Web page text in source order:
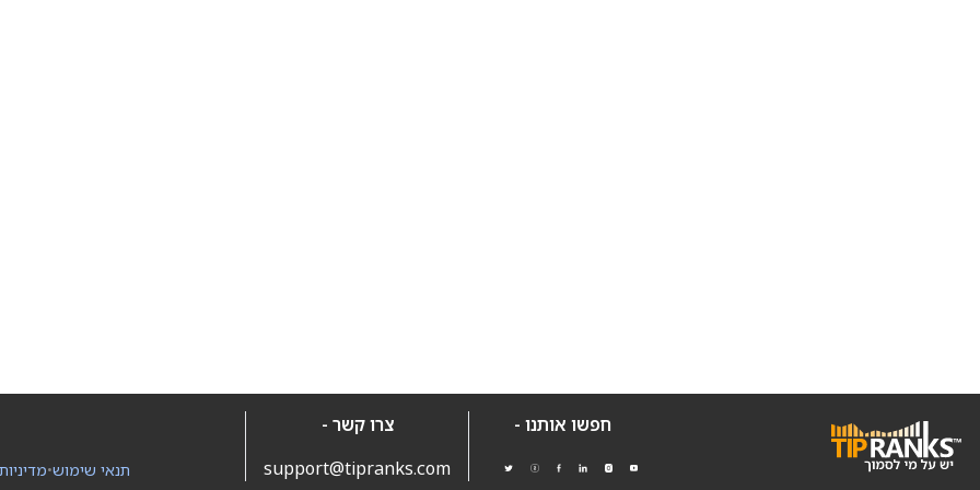
חפשו אותנו -
צרו קשר -
support@tipranks.com
•תנאי שימוש